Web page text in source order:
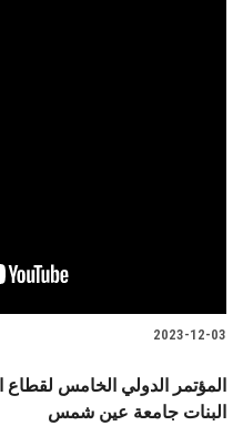
2023-12-03
المؤتمر الدولي الخامس لقطاع
البنات جامعة عين شمس